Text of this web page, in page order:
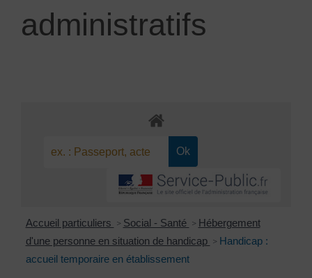
administratifs
Accueil particuliers > Social - Santé > Hébergement
d'une personne en situation de handicap > Handicap :
accueil temporaire en établissement